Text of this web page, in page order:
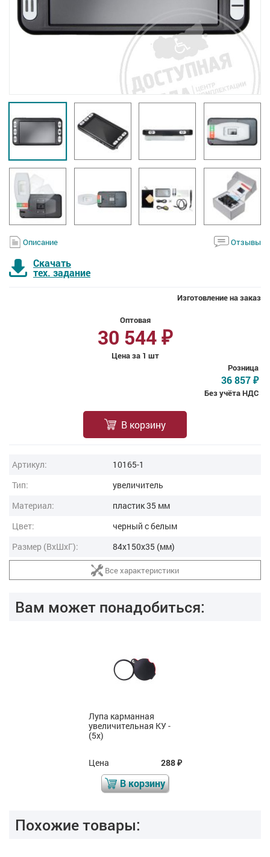
Описание Отзывы
Скачать
тех. задание
Изготовление на заказ
Оптовая
30 544 ₽
Цена за 1 шт
Розница
36 857 ₽
Без учёта НДС
В корзину
Артикул:
10165-1
Тип:
увеличитель
Материал:
пластик 35 мм
Цвет:
черный с белым
Размер (ВxШxГ):
84x150x35 (мм)
Все характеристики
Вам может понадобиться:
Лупа карманная
увеличительная КУ -
(5х)
Цена 288₽
В корзину
Похожие товары: